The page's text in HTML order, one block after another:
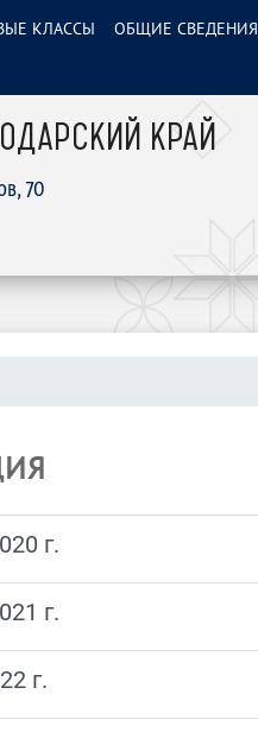
КРАЙ
70
КЛАССЫ ОБЩИЕ СВЕДЕНИЯ
г.
г.
г.